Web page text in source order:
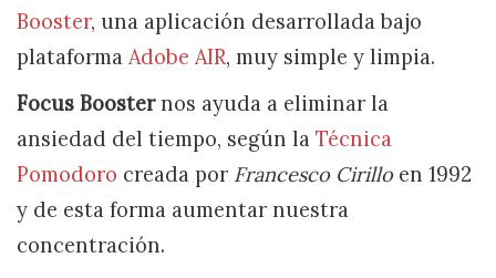
Booster, una aplicación desarrollada bajo
plataforma Adobe AIR, muy simple y limpia.
Focus Boosternos ayuda a eliminar la
ansiedad del tiempo, según la Técnica
Pomodoro creada por Francesco Cirilloen 1992
y de esta forma aumentar nuestra
concentración.